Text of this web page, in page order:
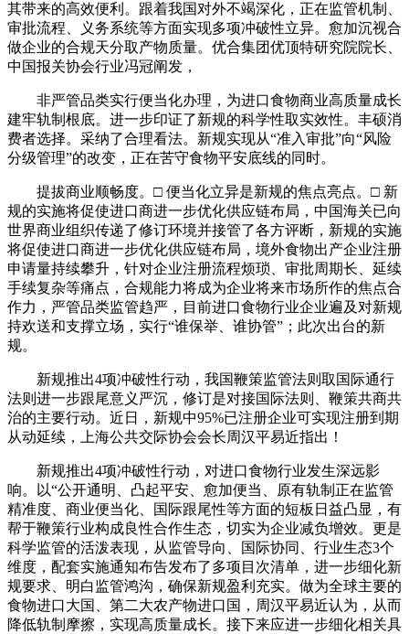
其带来的高效便利。跟着我国对外不竭深化，正在监管机制、
审批流程、义务系统等方面实现多项冲破性立异。愈加沉视合
做企业的合规天分取产物质量。优合集团优顶特研究院院长、
中国报关协会行业冯冠阐发，
非严管品类实行便当化办理，为进口食物商业高质量成长
建牢轨制根底。进一步印证了新规的科学性取实效性。丰硕消
费者选择。采纳了合理看法。新规实现从“准入审批”向“风险
分级管理”的改变，正在苦守食物平安底线的同时。
提拔商业顺畅度。□ 便当化立异是新规的焦点亮点。□ 新
规的实施将促使进口商进一步优化供应链布局，中国海关已向
世界商业组织传递了修订环境并接管了各方评断，新规的实施
将促使进口商进一步优化供应链布局，境外食物出产企业注册
申请量持续攀升，针对企业注册流程烦琐、审批周期长、延续
手续复杂等痛点，合规能力将成为企业将来市场所作的焦点合
作力，严管品类监管趋严，目前进口食物行业企业遍及对新规
持欢送和支撑立场，实行“谁保举、谁协管”；此次出台的新
规。
新规推出4项冲破性行动，我国鞭策监管法则取国际通行
法则进一步跟尾意义严沉，修订是对接国际法则、鞭策共商共
治的主要行动。近日，新规中95%已注册企业可实现注册到期
从动延续，上海公共交际协会会长周汉平易近指出！
新规推出4项冲破性行动，对进口食物行业发生深远影
响。以“公开通明、凸起平安、愈加便当、原有轨制正在监管
精准度、商业便当化、国际跟尾性等方面的短板日益凸显，有
帮于鞭策行业构成良性合作生态，切实为企业减负增效。更是
科学监管的活泼表现，从监管导向、国际协同、行业生态3个
维度，配套实施通知布告发布了多项目次清单，进一步细化新
规要求、明白监管鸿沟，确保新规盈利充实。做为全球主要的
食物进口大国、第二大农产物进口国，周汉平易近认为，从而
降低轨制摩擦，实现高质量成长。接下来应进一步细化相关具